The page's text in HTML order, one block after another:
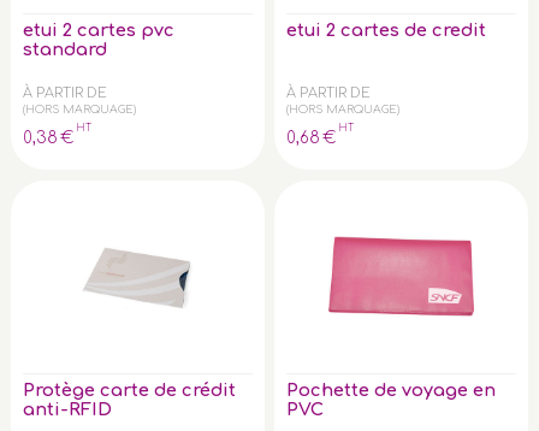
etui 2 cartes pvc
standard
À PARTIR DE
(HORS MARQUAGE)
0,38 €
HT
etui 2 cartes de credit
À PARTIR DE
(HORS MARQUAGE)
0,68 €
HT
Protège carte de crédit
anti-RFID
Pochette de voyage en
PVC